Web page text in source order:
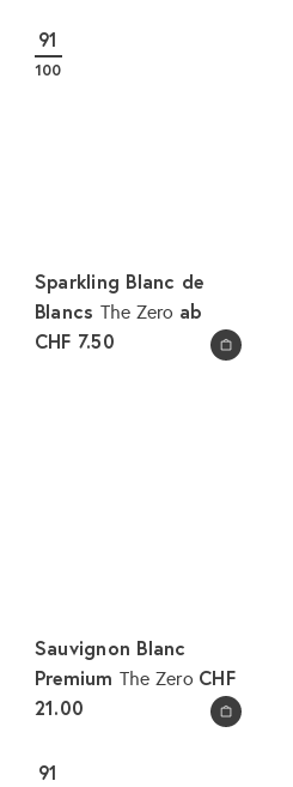
In den Warenkorb legen
91
100
Sparkling Blanc de
Blancs The Zero ab
CHF 7.50
In den Warenkorb legen
Sauvignon Blanc
Premium The Zero CHF
21.00
91